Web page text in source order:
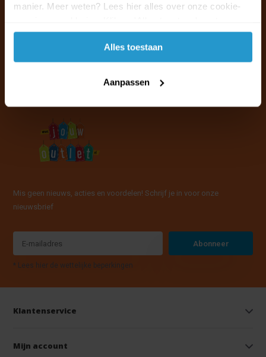
manier. Meer weten? Lees hier alles over onze cookie-
accepteren.
Alles toestaan
Aanpassen
info@jouwoutlet.nl
Mis geen nieuws, acties en voordelen! Schrijf je in voor onze
nieuwsbrief
Abonneer
* Lees hier de wettelijke beperkingen
Klantenservice
Mijn account